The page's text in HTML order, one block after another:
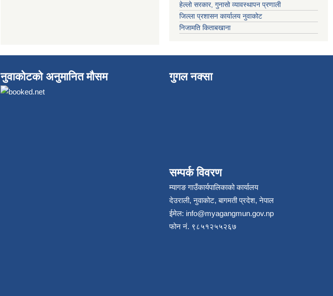
हेल्लो सरकार, गुनासो व्यावस्थापन प्रणाली
जिल्ला प्रशासन कार्यालय नुवाकोट
निजामति किताबखाना
नुवाकोटको अनुमानित मौसम गुगल नक्सा
सम्पर्क विवरण
म्यागङ गाउँकार्यपालिकाको कार्यालय
देउराली, नुवाकोट, बागमती प्रदेश, नेपाल
ईमेल: info@myagangmun.gov.np
फोन नं. ९८५१२५५२६७